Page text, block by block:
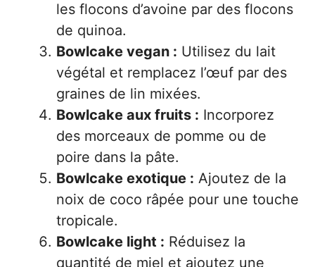
les flocons d’avoine par des flocons
de quinoa.
Bowlcake vegan : Utilisez du lait
végétal et remplacez l’œuf par des
graines de lin mixées.
Bowlcake aux fruits : Incorporez
des morceaux de pomme ou de
poire dans la pâte.
Bowlcake exotique : Ajoutez de la
noix de coco râpée pour une touche
tropicale.
Bowlcake light : Réduisez la
quantité de miel et ajoutez une